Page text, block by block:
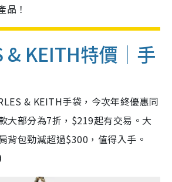
品！
& KEITH特價｜手
& KEITH手袋，今次年終優惠同
大部分為7折，$219起有交易。大
背包勁減超過$300，值得入手。